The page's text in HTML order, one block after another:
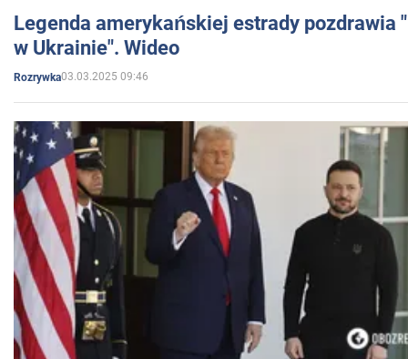
Legenda amerykańskiej estrady pozdrawia
w Ukrainie". Wideo
Rozrywka03.03.2025 09:46